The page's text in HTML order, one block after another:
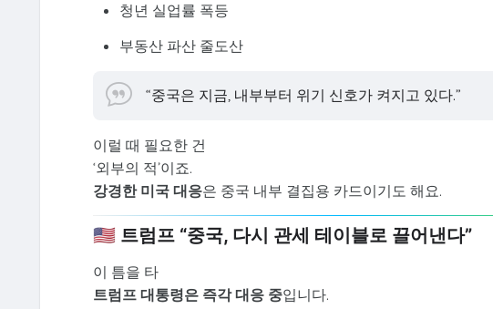
청년 실업률 폭등
부동산 파산 줄도산
“중국은 지금, 내부부터 위기 신호가 켜지고 있다.”
이럴 때 필요한 건
‘외부의 적’이죠.
강경한 미국 대응은 중국 내부 결집용 카드이기도 해요.
🇺🇸 트럼프 “중국, 다시 관세 테이블로 끌어낸다”
이 틈을 타
트럼프 대통령은 즉각 대응 중입니다.